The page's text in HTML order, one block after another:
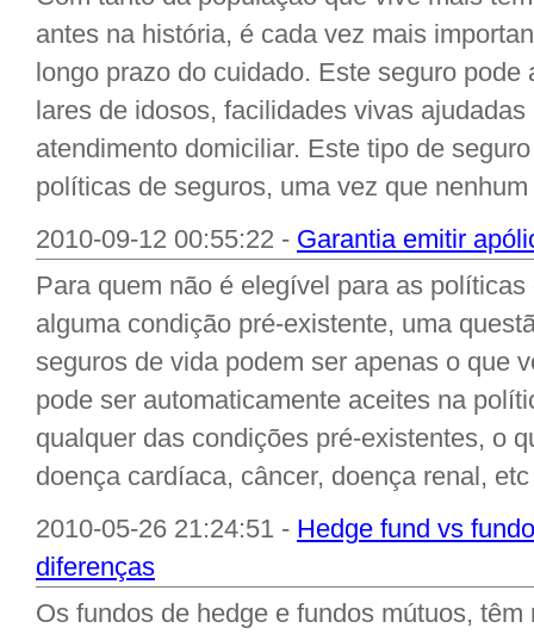
antes na história, é cada vez mais
longo prazo do cuidado. Este seguro
lares de idosos, facilidades vivas
atendimento domiciliar. Este tipo de
políticas de seguros, uma vez que
2010-09-12 00:55:22 - Garantia emitir
Para quem não é elegível para as
alguma condição pré-existente, uma
seguros de vida podem ser apenas o que
pode ser automaticamente aceites na
qualquer das condições pré-existentes, o
doença cardíaca, câncer, doença renal,
2010-05-26 21:24:51 - Hedge fund vs
diferenças
Os fundos de hedge e fundos mútuos,